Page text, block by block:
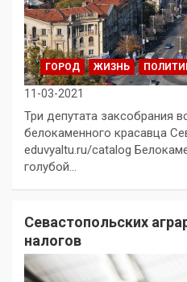
ГОРОД ЖИЗНЬ
11-03-2021
Три депутата заксобрания
белокаменного красавца
eduvyaltu.ru/catalog
голубой…
Севастопольских
налогов